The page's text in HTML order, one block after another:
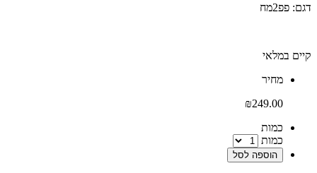
דגם: פפ2מח
קיים במלאי
‫מחיר‬
₪249.00
‫כמות‬
כמות
הוספה לסל